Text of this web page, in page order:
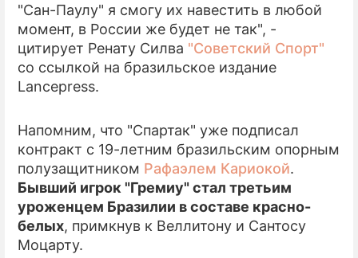
"Сан-Паулу" я смогу их навестить в любой
момент, в России же будет не так", -
цитирует Ренату Силва "Советский Спорт"
со ссылкой на бразильское издание
Lancepress.
Напомним, что "Спартак" уже подписал
контракт с 19-летним бразильским опорным
полузащитником Рафаэлем Кариокой.
Бывший игрок "Гремиу" стал третьим
уроженцем Бразилии в составе красно-
белых, примкнув к Веллитону и Сантосу
Моцарту.